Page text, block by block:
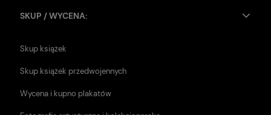
SKUP / WYCENA:
Skup książek
Skup książek przedwojennych
Wycena i kupno plakatów